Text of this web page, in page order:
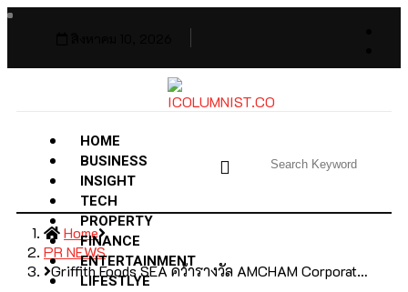
HOME
BUSINESS
INSIGHT
TECH
PROPERTY
FINANCE
ENTERTAINMENT
LIFESTLYE
Home
PR NEWS
Griffith Foods SEA คว้ารางวัล AMCHAM Corporat…